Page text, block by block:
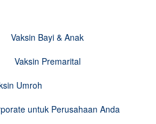
Vaksin Bayi & Anak
Vaksin Premarital
Umroh
untuk Perusahaan Anda